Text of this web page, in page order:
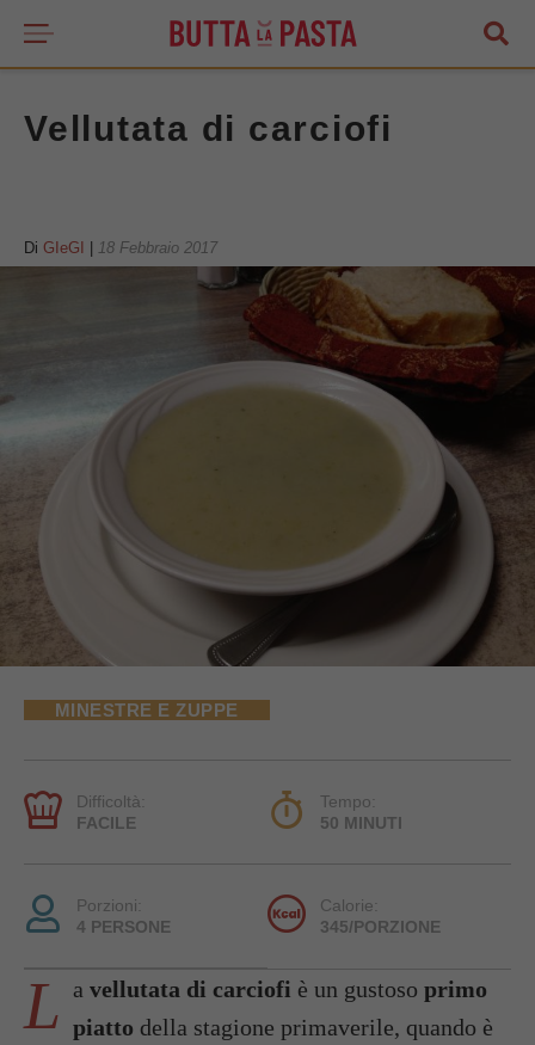
Vellutata di carciofi
Di GIeGI 18 Febbraio 2017
MINESTRE E ZUPPE
Difficoltà:
FACILE
Tempo:
50 MINUTI
Porzioni:
4 PERSONE
Calorie:
345/PORZIONE
L a vellutata di carciofi è un gustoso primo
piatto della stagione primaverile, quando è